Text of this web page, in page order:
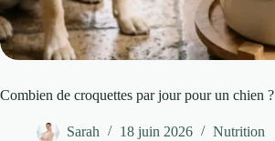
Combien de croquettes par jour pour un chien ?
Sarah 18 juin 2026 Nutrition